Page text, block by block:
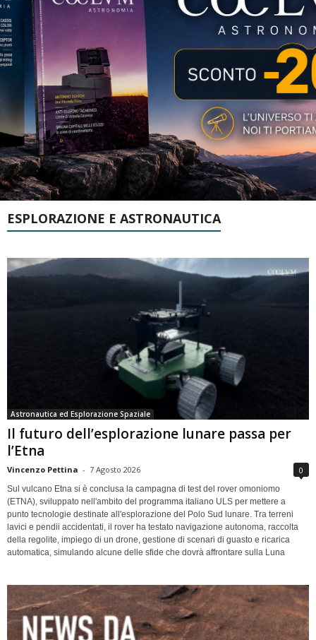
ESPLORAZIONE E ASTRONAUTICA
Astronautica ed Esplorazione Spaziale
Il futuro dell’esplorazione lunare passa per
l’Etna
Vincenzo Pettina - 7 Agosto 2026 0
Sul vulcano Etna si è conclusa la campagna di test del rover omoniomo
(ETNA), sviluppato nell'ambito del programma italiano ULS per mettere a
punto tecnologie destinate all'esplorazione del Polo Sud lunare. Tra terreni
lavici e pendii accidentati, il rover ha testato navigazione autonoma, raccolta
della regolite, impiego di un drone, gestione di scenari di guasto e ricarica
automatica, simulando alcune delle sfide che dovrà affrontare sulla Luna